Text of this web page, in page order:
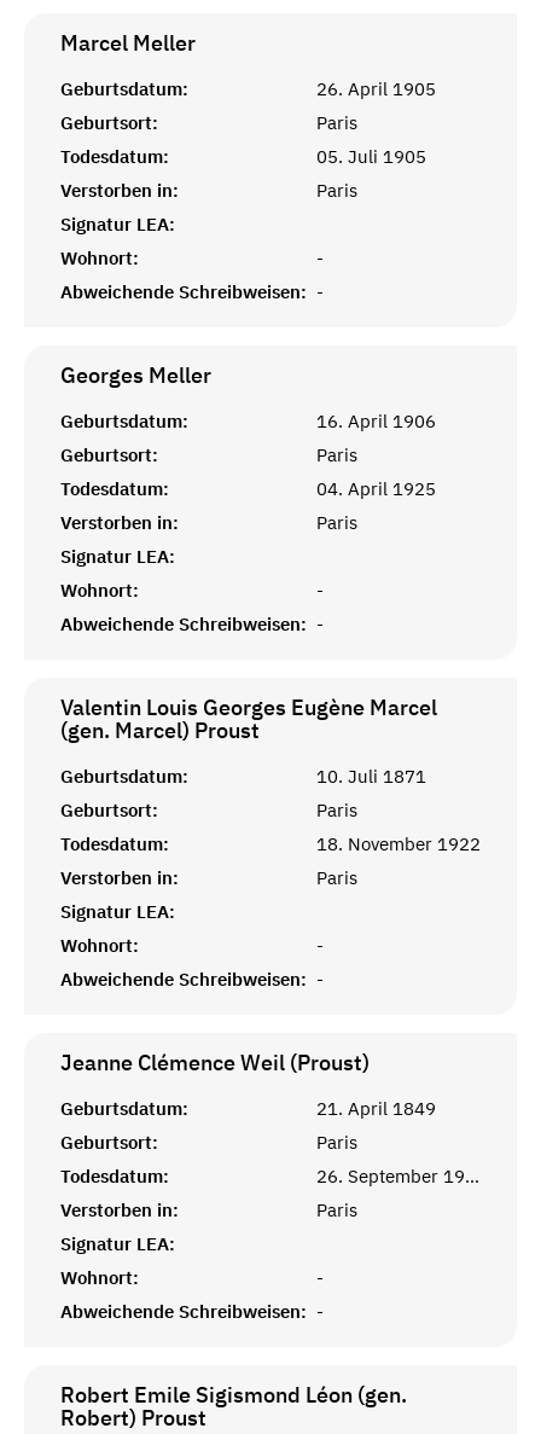
Marcel Meller
Geburtsdatum:
26. April 1905
Geburtsort:
Paris
Todesdatum:
05. Juli 1905
Verstorben in:
Paris
Signatur LEA:
Wohnort:
-
Abweichende Schreibweisen: -
Georges Meller
Geburtsdatum:
16. April 1906
Geburtsort:
Paris
Todesdatum:
04. April 1925
Verstorben in:
Paris
Signatur LEA:
Wohnort:
-
Abweichende Schreibweisen: -
Valentin Louis Georges Eugène Marcel
(gen. Marcel) Proust
Geburtsdatum:
10. Juli 1871
Geburtsort:
Paris
Todesdatum:
18. November 1922
Verstorben in:
Paris
Signatur LEA:
Wohnort:
-
Abweichende Schreibweisen: -
Jeanne Clémence Weil (Proust)
Geburtsdatum:
21. April 1849
Geburtsort:
Paris
Todesdatum:
26. September 1905
Verstorben in:
Paris
Signatur LEA:
Wohnort:
-
Abweichende Schreibweisen: -
Robert Emile Sigismond Léon (gen.
Robert) Proust